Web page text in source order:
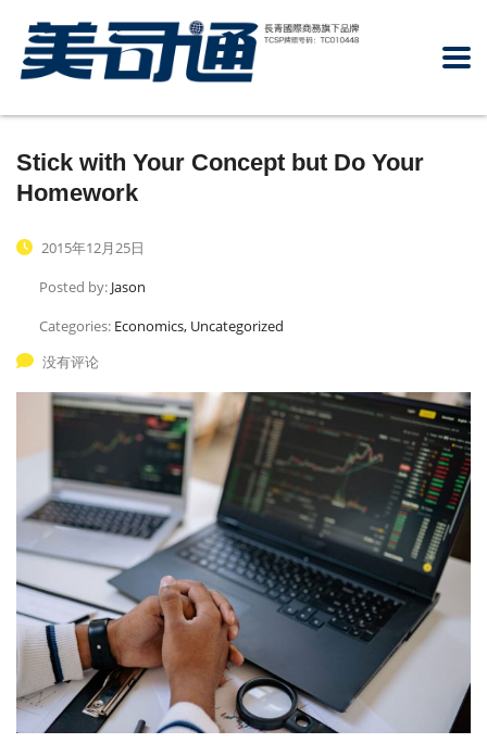
Stick with Your Concept but Do Your
Homework
2015年12月25日
Posted by: Jason
Categories: Economics, Uncategorized
没有评论